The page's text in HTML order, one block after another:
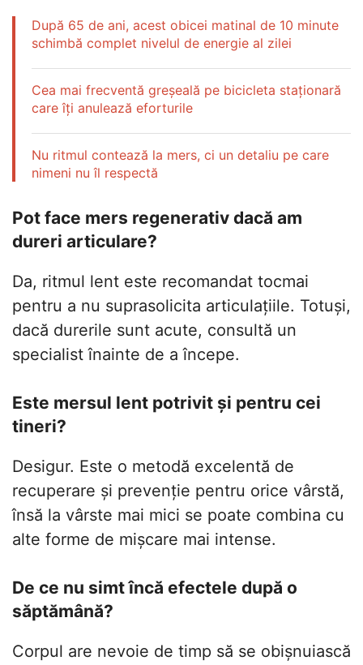
După 65 de ani, acest obicei matinal de 10 minute
schimbă complet nivelul de energie al zilei
Cea mai frecventă greșeală pe bicicleta staționară
care îți anulează eforturile
Nu ritmul contează la mers, ci un detaliu pe care
nimeni nu îl respectă
Pot face mers regenerativ dacă am
dureri articulare?
Da, ritmul lent este recomandat tocmai
pentru a nu suprasolicita articulațiile. Totuși,
dacă durerile sunt acute, consultă un
specialist înainte de a începe.
Este mersul lent potrivit și pentru cei
tineri?
Desigur. Este o metodă excelentă de
recuperare și prevenție pentru orice vârstă,
însă la vârste mai mici se poate combina cu
alte forme de mișcare mai intense.
De ce nu simt încă efectele după o
săptămână?
Corpul are nevoie de timp să se obișnuiască